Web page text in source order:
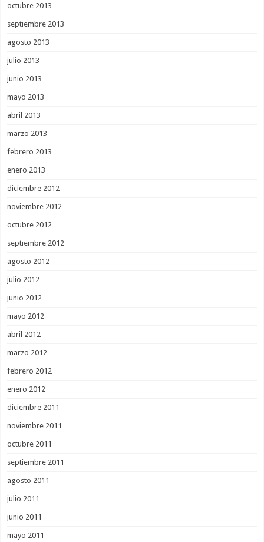
octubre 2013
septiembre 2013
agosto 2013
julio 2013
junio 2013
mayo 2013
abril 2013
marzo 2013
febrero 2013
enero 2013
diciembre 2012
noviembre 2012
octubre 2012
septiembre 2012
agosto 2012
julio 2012
junio 2012
mayo 2012
abril 2012
marzo 2012
febrero 2012
enero 2012
diciembre 2011
noviembre 2011
octubre 2011
septiembre 2011
agosto 2011
julio 2011
junio 2011
mayo 2011